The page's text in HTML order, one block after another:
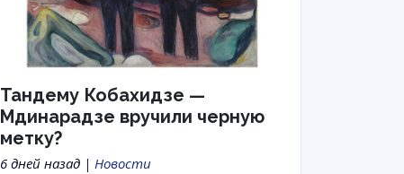
Тандему Кобахидзе —
Мдинарадзе вручили черную
метку?
6 дней назад | Новости